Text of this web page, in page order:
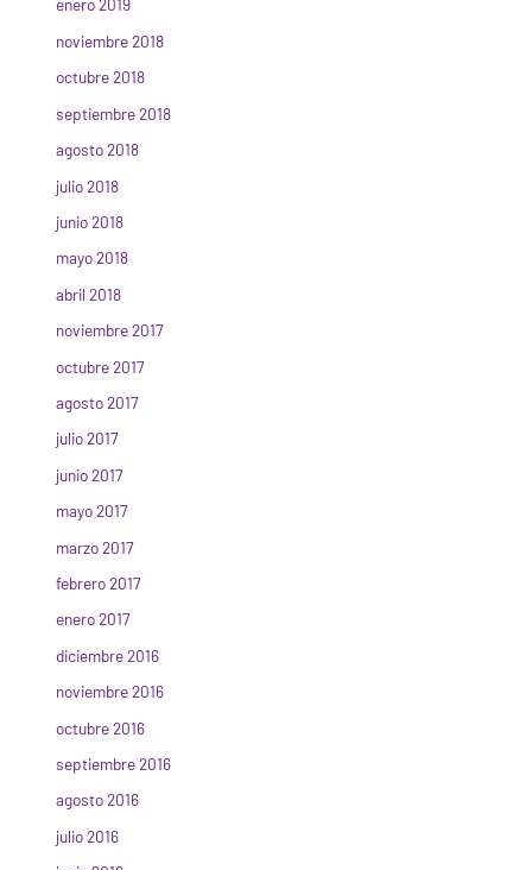
enero 2019
noviembre 2018
octubre 2018
septiembre 2018
agosto 2018
julio 2018
junio 2018
mayo 2018
abril 2018
noviembre 2017
octubre 2017
agosto 2017
julio 2017
junio 2017
mayo 2017
marzo 2017
febrero 2017
enero 2017
diciembre 2016
noviembre 2016
octubre 2016
septiembre 2016
agosto 2016
julio 2016